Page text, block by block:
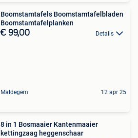
Boomstamtafels Boomstamtafelbladen
Boomstamtafelplanken
€ 99,00 Details
Maldegem 12 apr 25
8 in 1 Bosmaaier Kantenmaaier
kettingzaag heggenschaar